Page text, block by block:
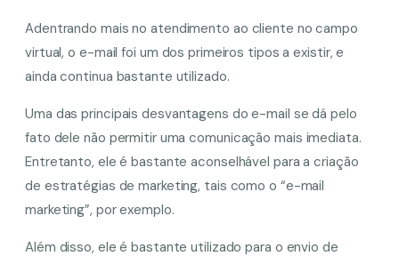
Adentrando mais no atendimento ao cliente no campo
virtual, o e-mail foi um dos primeiros tipos a existir, e
ainda continua bastante utilizado.
Uma das principais desvantagens do e-mail se dá pelo
fato dele não permitir uma comunicação mais imediata.
Entretanto, ele é bastante aconselhável para a criação
de estratégias de marketing, tais como o “e-mail
marketing”, por exemplo.
Além disso, ele é bastante utilizado para o envio de